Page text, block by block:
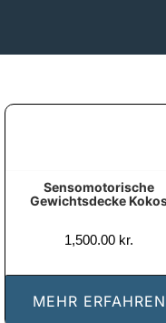
Sensomotorische
Gewichtsdecke
1,500.00 kr.
MEHR ERFAHREN